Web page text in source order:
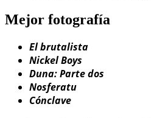
Mejor fotografía
El brutalista
Nickel Boys
Duna: Parte dos
Nosferatu
Cónclave